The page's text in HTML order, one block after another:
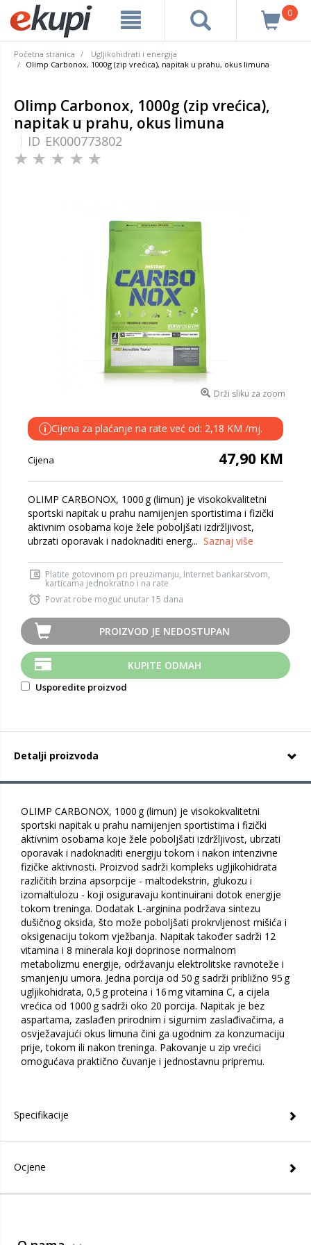
0
Početna stranica
Ugljikohidrati i energija
Olimp Carbonox, 1000g (zip vrećica), napitak u prahu, okus limuna
Olimp Carbonox, 1000g (zip vrećica),
napitak u prahu, okus limuna
ID EK000773802
Drži sliku za zoom
i Cijena za plaćanje na rate već od: 2,18 KM /mj.
Cijena 47,90 KM
OLIMP CARBONOX, 1000 g (limun) je visokokvalitetni
sportski napitak u prahu namijenjen sportistima i fizički
aktivnim osobama koje žele poboljšati izdržljivost,
ubrzati oporavak i nadoknaditi energ... Saznaj više
Platite gotovinom pri preuzimanju, Internet bankarstvom,
karticama jednokratno i na rate
Povrat robe moguć unutar 15 dana
PROIZVOD JE NEDOSTUPAN
KUPITE ODMAH
Usporedite proizvod
Detalji proizvoda
OLIMP CARBONOX, 1000 g (limun) je visokokvalitetni
sportski napitak u prahu namijenjen sportistima i fizički
aktivnim osobama koje žele poboljšati izdržljivost, ubrzati
oporavak i nadoknaditi energiju tokom i nakon intenzivne
fizičke aktivnosti. Proizvod sadrži kompleks ugljikohidrata
različitih brzina apsorpcije - maltodekstrin, glukozu i
izomaltulozu - koji osiguravaju kontinuirani dotok energije
tokom treninga. Dodatak L-arginina podržava sintezu
dušičnog oksida, što može poboljšati prokrvljenost mišića i
oksigenaciju tokom vježbanja. Napitak također sadrži 12
vitamina i 8 minerala koji doprinose normalnom
metabolizmu energije, održavanju elektrolitske ravnoteže i
smanjenju umora. Jedna porcija od 50 g sadrži približno 95 g
ugljikohidrata, 0,5 g proteina i 16 mg vitamina C, a cijela
vrećica od 1000 g sadrži oko 20 porcija. Napitak je bez
aspartama, zaslađen prirodnim i sigurnim zaslađivačima, a
osvježavajući okus limuna čini ga ugodnim za konzumaciju
prije, tokom ili nakon treninga. Pakovanje u zip vrećici
omogućava praktično čuvanje i jednostavnu pripremu.
Specifikacije
Ocjene